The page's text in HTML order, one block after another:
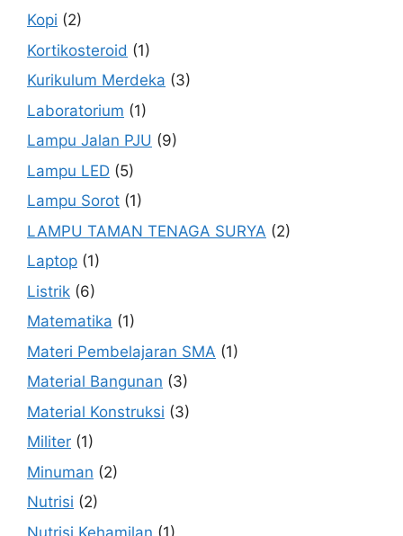
Kopi (2)
Kortikosteroid (1)
Kurikulum Merdeka (3)
Laboratorium (1)
Lampu Jalan PJU (9)
Lampu LED (5)
Lampu Sorot (1)
LAMPU TAMAN TENAGA SURYA (2)
Laptop (1)
Listrik (6)
Matematika (1)
Materi Pembelajaran SMA (1)
Material Bangunan (3)
Material Konstruksi (3)
Militer (1)
Minuman (2)
Nutrisi (2)
Nutrisi Kehamilan (1)